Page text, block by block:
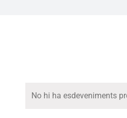
No hi ha esdeveniments